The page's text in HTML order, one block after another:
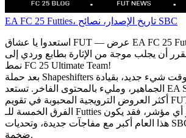
EA FC 25 Futties، تاريخ الإصدار، نصائح SBC
استعدوا يا عشاق FUT — عرض EA FC 25 Futties الترويجي أصبح
أن يجلب موجة من الإثارة بطابع وردي إلى
نمط FC 25 Ultimate Team!
بعد حملة Shapeshifters المكثفة، حان وقت شيء جديد، بقيادة
الجماهير، ومليء بالمحتوى الفاخر. تستعد EA Sports لإطلاق أحد
أكثر العروض الترويجية المحبوبة في تقويم FUT — وإذا كان عرض
الفرق الخمسة للـ Futties في العام الماضي هو أي مؤشر، فقد يكون
هذا العام أكبر مع مفاجآت جديدة، وتحديات SBC قوية، وترقيات
ضخمة.